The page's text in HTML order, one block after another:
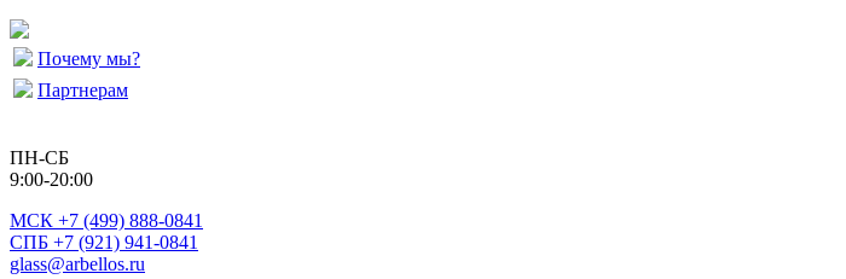
Почему мы?
Партнерам
ПН-СБ
9:00-20:00
МСК +7 (499) 888-0841
СПБ +7 (921) 941-0841
glass@arbellos.ru